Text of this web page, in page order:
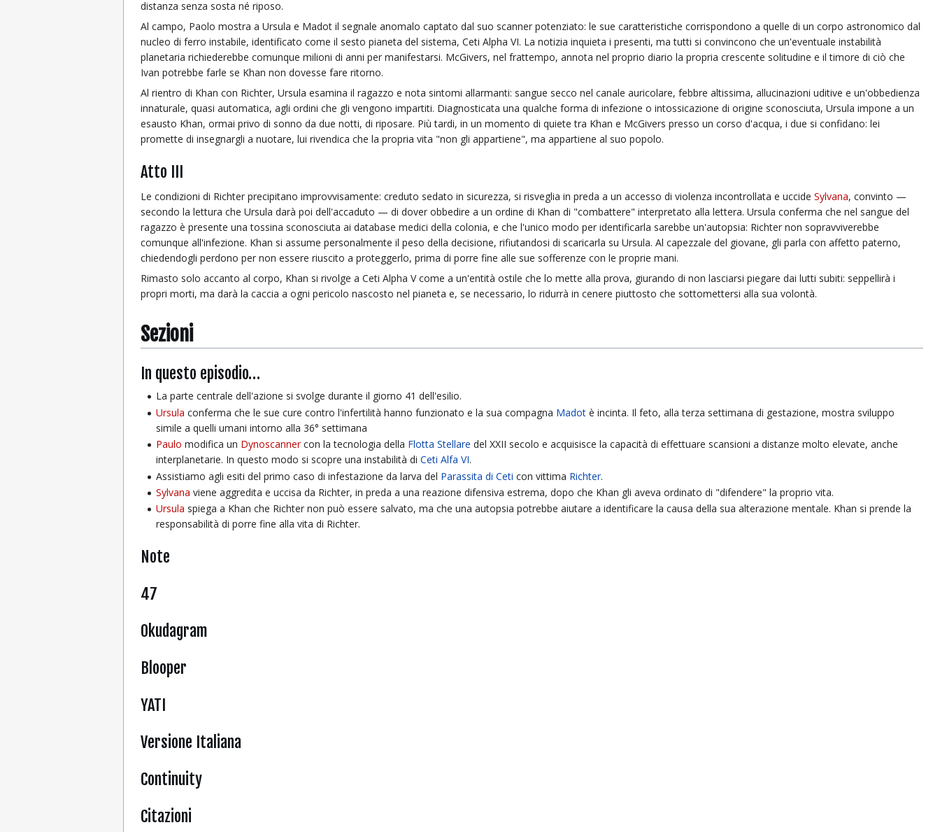
distanza senza sosta né riposo.
Al campo, Paolo mostra a Ursula e Madot il segnale anomalo captato dal suo scanner potenziato: le sue caratteristiche corrispondono a quelle di un corpo astronomico dal
nucleo di ferro instabile, identificato come il sesto pianeta del sistema, Ceti Alpha VI. La notizia inquieta i presenti, ma tutti si convincono che un'eventuale instabilità
planetaria richiederebbe comunque milioni di anni per manifestarsi. McGivers, nel frattempo, annota nel proprio diario la propria crescente solitudine e il timore di ciò che
Ivan potrebbe farle se Khan non dovesse fare ritorno.
Al rientro di Khan con Richter, Ursula esamina il ragazzo e nota sintomi allarmanti: sangue secco nel canale auricolare, febbre altissima, allucinazioni uditive e un'obbedienza
innaturale, quasi automatica, agli ordini che gli vengono impartiti. Diagnosticata una qualche forma di infezione o intossicazione di origine sconosciuta, Ursula impone a un
esausto Khan, ormai privo di sonno da due notti, di riposare. Più tardi, in un momento di quiete tra Khan e McGivers presso un corso d'acqua, i due si confidano: lei
promette di insegnargli a nuotare, lui rivendica che la propria vita "non gli appartiene", ma appartiene al suo popolo.
Atto III
Le condizioni di Richter precipitano improvvisamente: creduto sedato in sicurezza, si risveglia in preda a un accesso di violenza incontrollata e uccide Sylvana, convinto —
secondo la lettura che Ursula darà poi dell'accaduto — di dover obbedire a un ordine di Khan di "combattere" interpretato alla lettera. Ursula conferma che nel sangue del
ragazzo è presente una tossina sconosciuta ai database medici della colonia, e che l'unico modo per identificarla sarebbe un'autopsia: Richter non sopravviverebbe
comunque all'infezione. Khan si assume personalmente il peso della decisione, rifiutandosi di scaricarla su Ursula. Al capezzale del giovane, gli parla con affetto paterno,
chiedendogli perdono per non essere riuscito a proteggerlo, prima di porre fine alle sue sofferenze con le proprie mani.
Rimasto solo accanto al corpo, Khan si rivolge a Ceti Alpha V come a un'entità ostile che lo mette alla prova, giurando di non lasciarsi piegare dai lutti subiti: seppellirà i
propri morti, ma darà la caccia a ogni pericolo nascosto nel pianeta e, se necessario, lo ridurrà in cenere piuttosto che sottomettersi alla sua volontà.
Sezioni
In questo episodio…
La parte centrale dell'azione si svolge durante il giorno 41 dell'esilio.
Ursula conferma che le sue cure contro l'infertilità hanno funzionato e la sua compagna Madot è incinta. Il feto, alla terza settimana di gestazione, mostra sviluppo
simile a quelli umani intorno alla 36° settimana
Paulo modifica un Dynoscannercon la tecnologia della Flotta Stellare del XXII secolo e acquisisce la capacità di effettuare scansioni a distanze molto elevate, anche
interplanetarie. In questo modo si scopre una instabilità diCeti Alfa VI.
Assistiamo agli esiti del primo caso di infestazione da larva del Parassita di Ceti con vittima Richter.
Sylvana viene aggredita e uccisa da Richter, in preda a una reazione difensiva estrema, dopo che Khan gli aveva ordinato di "difendere" la proprio vita.
Ursula spiega a Khan che Richter non può essere salvato, ma che una autopsia potrebbe aiutare a identificare la causa della sua alterazione mentale. Khan si prende la
responsabilità di porre fine alla vita di Richter.
Note
47
Okudagram
Blooper
YATI
Versione Italiana
Continuity
Citazioni